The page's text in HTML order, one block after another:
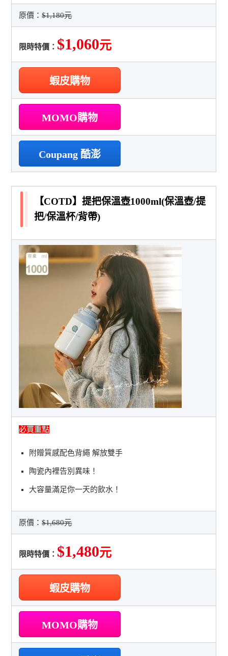
原價：$1,180元
限時特價： $1,060元
蝦皮購物
MOMO購物
Coupang 酷澎
【COTD】提把保溫壺1000ml(保溫壺/提
把/保溫杯/背帶)
必買重點
附贈質感配色背繩 解放雙手
陶瓷內裡告別異味！
大容量滿足你一天的飲水！
原價：$1,680元
限時特價： $1,480元
蝦皮購物
MOMO購物